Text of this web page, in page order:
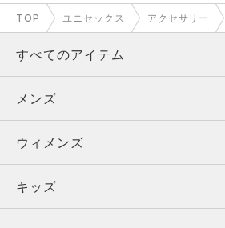
TOP ユニセックス アクセサリー
すべてのアイテム
メンズ
ウィメンズ
キッズ
メンズ
トップス
ボトムス
ウィメンズ
トップス
キッズ